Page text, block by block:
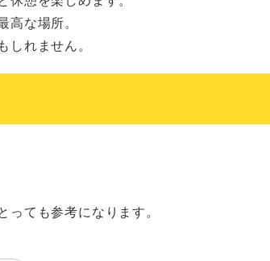
な場所。
れません。
ても参考になります。